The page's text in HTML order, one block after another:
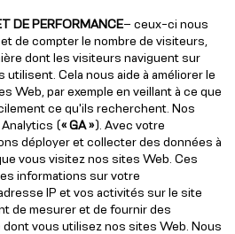
DE PERFORMANCE– ceux-ci nous
de compter le nombre de visiteurs,
dont les visiteurs naviguent sur
Cela nous aide à améliorer le
Web, par exemple en veillant à ce que
ce qu'ils recherchent. Nos
(« GA »). Avec votre
déployer et collecter des données à
vous visitez nos sites Web. Ces
informations sur votre
IP et vos activités sur le site
de mesurer et de fournir des
dont vous utilisez nos sites Web. Nous